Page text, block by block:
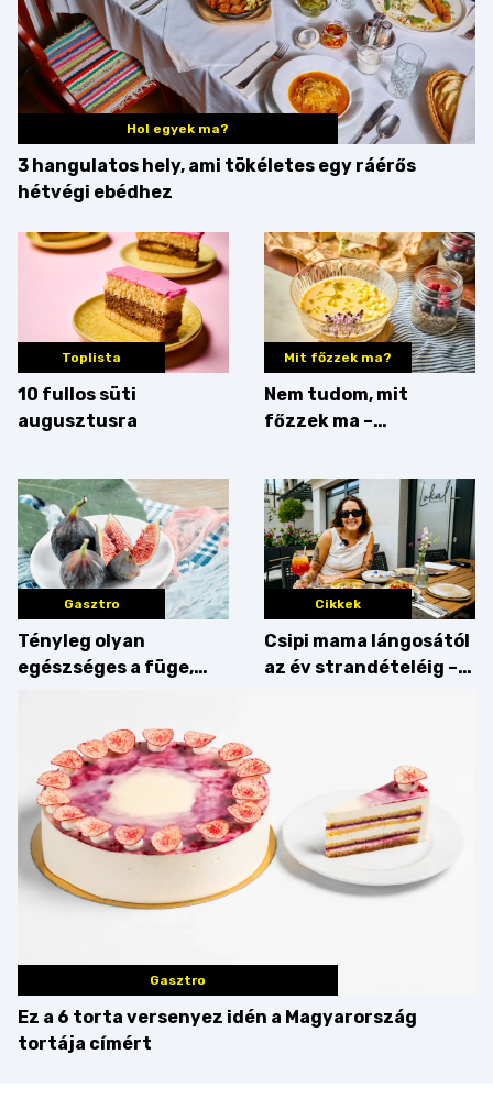
Hol egyek ma?
3 hangulatos hely, ami tökéletes egy ráérős
hétvégi ebédhez
Toplista
10 fullos süti
augusztusra
Mit főzzek ma?
Nem tudom, mit
főzzek ma –
Gasztro
Tényleg olyan
egészséges a füge,
Cikkek
Csipi mama lángosától
az év strandételéig –
Gasztro
Ez a 6 torta versenyez idén a Magyarország
tortája címért